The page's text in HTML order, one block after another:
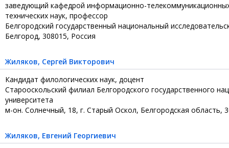
заведующий кафедрой информационно-
технических наук, профессор
Белгородский государственный национальный
Белгород, 308015, Россия
Жиляков, Сергей Викторович
Кандидат филологических наук, доцент
Старооскольский филиал Белгородского государственного
университета
м-он. Солнечный, 18, г. Старый Оскол, Белгородская область,
Жиляков, Евгений Георгиевич